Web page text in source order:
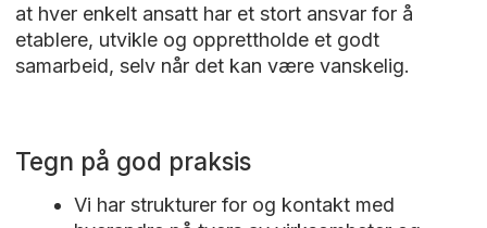
barnesyn, og om kombinasjonen av varme
og respektfulle krav.
Når vi ikke synes de "fortjener vår hjelp" -
at hver enkelt ansatt har et stort ansvar for å
etablere, utvikle og opprettholde et godt
samarbeid, selv når det kan være vanskelig.
Tegn på god praksis
Vi har strukturer for og kontakt med